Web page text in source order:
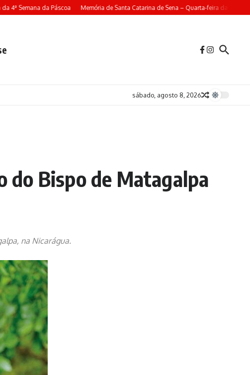
4ª Semana da Páscoa Memória de Santa Catarina de Sena – Quarta-feira da 4ª
sábado, agosto 8, 2026
do Bispo de Matagalpa
na Nicarágua.